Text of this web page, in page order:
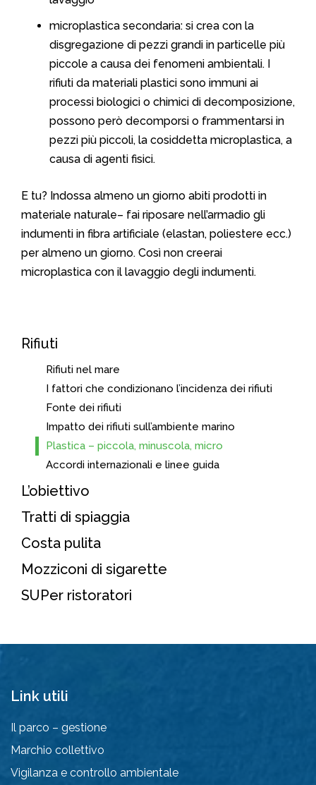
microplastica secondaria: si crea con la
disgregazione di pezzi grandi in particelle più
piccole a causa dei fenomeni ambientali. I
rifiuti da materiali plastici sono immuni ai
processi biologici o chimici di decomposizione,
possono però decomporsi o frammentarsi in
pezzi più piccoli, la cosiddetta microplastica, a
causa di agenti fisici.
E tu? Indossa almeno un giorno abiti prodotti in
materiale naturale– fai riposare nell’armadio gli
indumenti in fibra artificiale (elastan, poliestere ecc.)
per almeno un giorno. Così non creerai
microplastica con il lavaggio degli indumenti.
Rifiuti
Rifiuti nel mare
I fattori che condizionano l’incidenza dei rifiuti
Fonte dei rifiuti
Impatto dei rifiuti sull’ambiente marino
Plastica – piccola, minuscola, micro
Accordi internazionali e linee guida
L’obiettivo
Tratti di spiaggia
Costa pulita
Mozziconi di sigarette
SUPer ristoratori
Link utili
Il parco – gestione
Marchio collettivo
Vigilanza e controllo ambientale